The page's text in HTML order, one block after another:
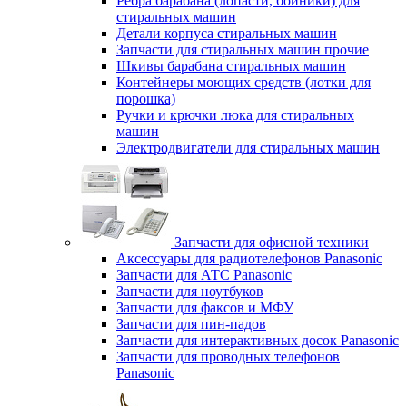
стиральных машин
Детали корпуса стиральных машин
Запчасти для стиральных машин прочие
Шкивы барабана стиральных машин
Контейнеры моющих средств (лотки для
порошка)
Ручки и крючки люка для стиральных
машин
Электродвигатели для стиральных машин
Запчасти для офисной техники
Аксессуары для радиотелефонов Panasonic
Запчасти для АТС Panasonic
Запчасти для ноутбуков
Запчасти для факсов и МФУ
Запчасти для пин-падов
Запчасти для интерактивных досок Panasonic
Запчасти для проводных телефонов
Panasonic